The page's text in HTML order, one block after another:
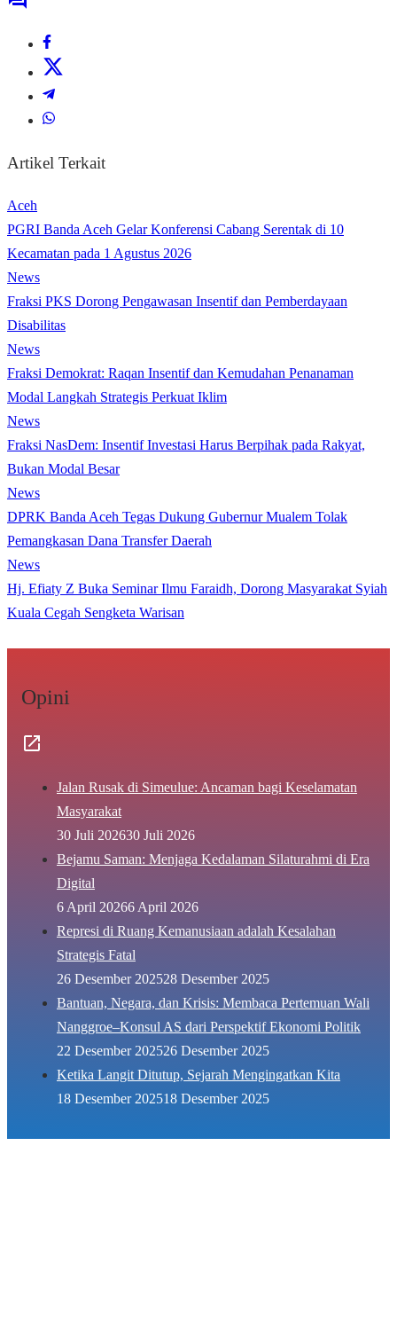
Artikel Terkait
Aceh
PGRI Banda Aceh Gelar Konferensi Cabang Serentak di 10
Kecamatan pada 1 Agustus 2026
News
Fraksi PKS Dorong Pengawasan Insentif dan Pemberdayaan
Disabilitas
News
Fraksi Demokrat: Raqan Insentif dan Kemudahan Penanaman
Modal Langkah Strategis Perkuat Iklim
News
Fraksi NasDem: Insentif Investasi Harus Berpihak pada Rakyat,
Bukan Modal Besar
News
DPRK Banda Aceh Tegas Dukung Gubernur Mualem Tolak
Pemangkasan Dana Transfer Daerah
News
Hj. Efiaty Z Buka Seminar Ilmu Faraidh, Dorong Masyarakat Syiah
Kuala Cegah Sengketa Warisan
Opini
Jalan Rusak di Simeulue: Ancaman bagi Keselamatan
Masyarakat
30 Juli 202630 Juli 2026
Bejamu Saman: Menjaga Kedalaman Silaturahmi di Era
Digital
6 April 20266 April 2026
Represi di Ruang Kemanusiaan adalah Kesalahan
Strategis Fatal
26 Desember 202528 Desember 2025
Bantuan, Negara, dan Krisis: Membaca Pertemuan Wali
Nanggroe–Konsul AS dari Perspektif Ekonomi Politik
22 Desember 202526 Desember 2025
Ketika Langit Ditutup, Sejarah Mengingatkan Kita
18 Desember 202518 Desember 2025